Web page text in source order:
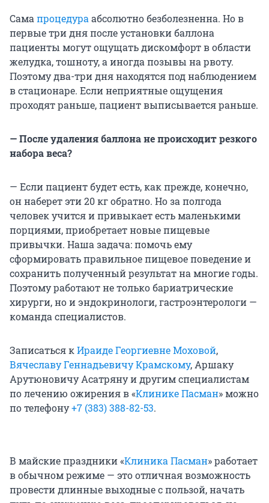
Сама процедура абсолютно безболезненна. Но в
первые три дня после установки баллона
пациенты могут ощущать дискомфорт в области
желудка, тошноту, а иногда позывы на рвоту.
Поэтому два-три дня находятся под наблюдением
в стационаре. Если неприятные ощущения
проходят раньше, пациент выписывается раньше.
— После удаления баллона не происходит резкого
набора веса?
— Если пациент будет есть, как прежде, конечно,
он наберет эти 20 кг обратно. Но за полгода
человек учится и привыкает есть маленькими
порциями, приобретает новые пищевые
привычки. Наша задача: помочь ему
сформировать правильное пищевое поведение и
сохранить полученный результат на многие годы.
Поэтому работают не только бариатрические
хирурги, но и эндокринологи, гастроэнтерологи —
команда специалистов.
Записаться кИраиде Георгиевне Моховой,
Вячеславу Геннадьевичу Крамскому, Аршаку
Арутюновичу Асатряну и другим специалистам
по лечению ожирения в «Клинике Пасман» можно
по телефону+7 (383) 388-82-53.
В майские праздники «Клиника Пасман» работает
в обычном режиме — это отличная возможность
провести длинные выходные с пользой, начать